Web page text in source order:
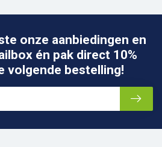
onze aanbiedingen en
én pak direct 10%
volgende bestelling!